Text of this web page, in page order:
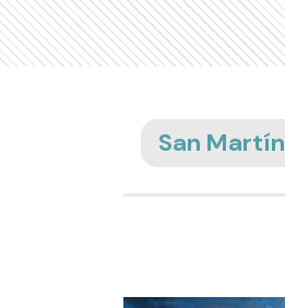
San Martín